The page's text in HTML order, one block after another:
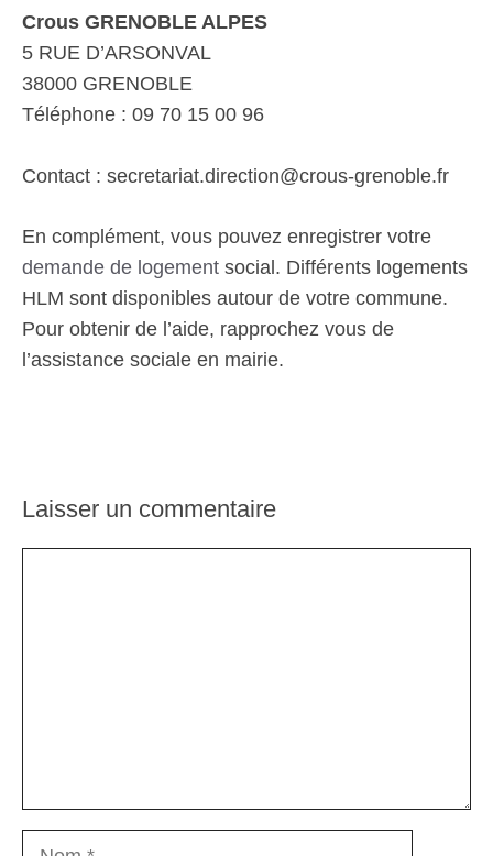
Crous GRENOBLE ALPES
5 RUE D’ARSONVAL
38000 GRENOBLE
Téléphone : 09 70 15 00 96
Contact : secretariat.direction@crous-grenoble.fr
En complément, vous pouvez enregistrer votre
demande de logement social. Différents logements
HLM sont disponibles autour de votre commune.
Pour obtenir de l’aide, rapprochez vous de
l’assistance sociale en mairie.
Laisser un commentaire
Nom